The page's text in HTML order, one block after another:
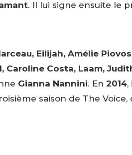
. Il lui signe ensuite le
Eilijah, Amélie
Caroline Costa, Laam,
Gianna Nannini. En 2014,
saison de The Voice,